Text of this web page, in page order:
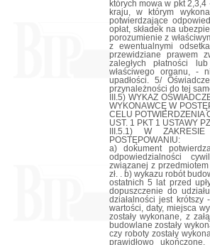
których mowa w pkt
kraju, w którym
potwierdzające
opłat, składek na
porozumienie z
z ewentualnymi
przewidziane prawem
zaległych płatności
właściwego organu, -
upadłości. 5/
przynależności do tej
III.5) WYKAZ
WYKONAWCĘ W
CELU POTWIERDZENIA
UST. 1 PKT 1 USTAWY
III.5.1) W
POSTĘPOWANIU:
a) dokument
odpowiedzialności
związanej z
zł. . b) wykazu robót
ostatnich 5 lat przed
dopuszczenie do
działalności jest
wartości, daty, miejsca
zostały wykonane, z
budowlane zostały
czy roboty zostały
prawidłowo